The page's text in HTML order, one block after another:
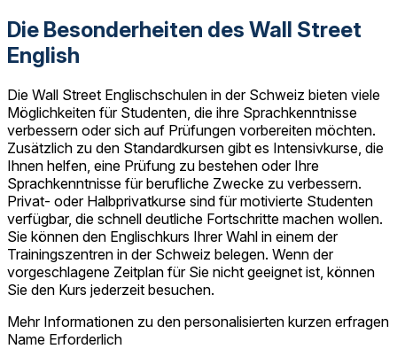
Die Besonderheiten des Wall Street
English
Die Wall Street Englischschulen in der Schweiz bieten viele
Möglichkeiten für Studenten, die ihre Sprachkenntnisse
verbessern oder sich auf Prüfungen vorbereiten möchten.
Zusätzlich zu den Standardkursen gibt es Intensivkurse, die
Ihnen helfen, eine Prüfung zu bestehen oder Ihre
Sprachkenntnisse für berufliche Zwecke zu verbessern.
Privat- oder Halbprivatkurse sind für motivierte Studenten
verfügbar, die schnell deutliche Fortschritte machen wollen.
Sie können den Englischkurs Ihrer Wahl in einem der
Trainingszentren in der Schweiz belegen. Wenn der
vorgeschlagene Zeitplan für Sie nicht geeignet ist, können
Sie den Kurs jederzeit besuchen.
Mehr Informationen zu den personalisierten kurzen erfragen
Name Erforderlich